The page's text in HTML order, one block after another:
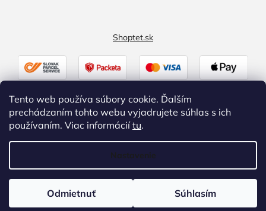
Tento web používa súbory cookie. Ďalším
prechádzaním tohto webu vyjadrujete súhlas s ich
používaním. Viac informáciítu.
Nastavenie
Odmietnuť Súhlasím
Shoptet.sk
Vytvoril Shoptet|Upravil Balkys
Copyright 2026Zaluzky.eu . Všetky práva vyhradené.